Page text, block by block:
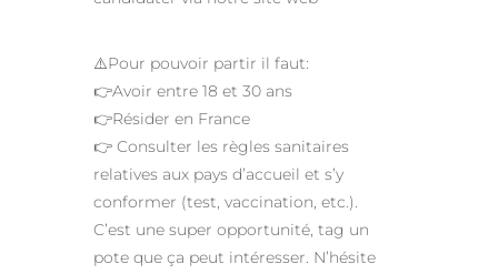
⚠️Pour pouvoir partir il faut:
👉Avoir entre 18 et 30 ans
👉Résider en France
👉 Consulter les règles sanitaires
relatives aux pays d’accueil et s’y
conformer (test, vaccination, etc.).
C’est une super opportunité, tag un
pote que ça peut intéresser. N’hésite